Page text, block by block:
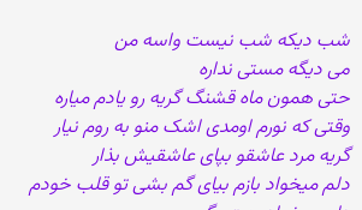
شب دیکه شب نیست واسه من
می دیگه مستی نداره
حتی همون ماه قشنگ گریه رو یادم میاره
وقتی که نورم اومدی اشک منو به روم نیار
گریه مرد عاشقو بپای عاشقیش بذار
دلم میخواد بازم بیای گم بشی تو قلب خودم